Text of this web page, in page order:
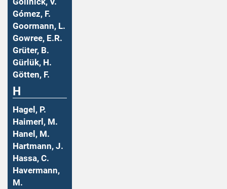
Gómez, F.
Goormann, L.
Gowree, E.R.
Grüter, B.
Gürlük, H.
Götten, F.
H
Hagel, P.
Haimerl, M.
Hanel, M.
Hartmann, J.
Hassa, C.
Havermann,
M.